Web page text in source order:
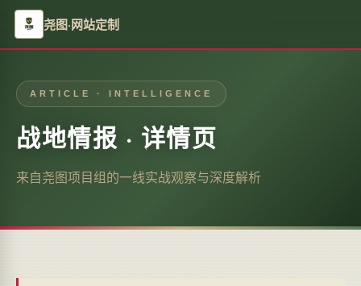
尧图·网站定制
ARTICLE · INTELLIGENCE
战地情报 · 详情页
来自尧图项目组的一线实战观察与深度解析